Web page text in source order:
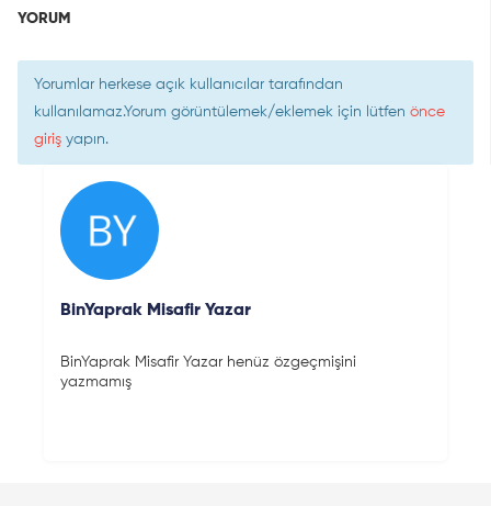
YORUM
Yorumlar herkese açık kullanıcılar tarafından
kullanılamaz.Yorum görüntülemek/eklemek için lütfen önce
giriş yapın.
BinYaprak Misafir Yazar
BinYaprak Misafir Yazar henüz özgeçmişini
yazmamış